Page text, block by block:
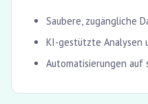
Saubere, zugängliche
KI-gestützte Analysen
Automatisierungen auf